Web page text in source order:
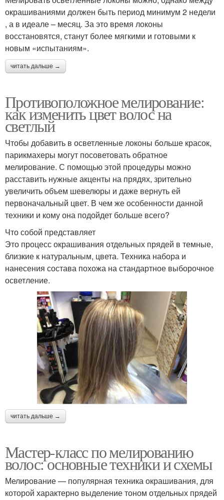
окрашиваниями должен быть период минимум 2 недели
, а в идеале – месяц. За это время локоны
восстановятся, станут более мягкими и готовыми к
новым «испытаниям».
читать дальше →
Противоположное мелирование:
как изменить цвет волос на
светлый
Чтобы добавить в осветленные локоны больше красок,
парикмахеры могут посоветовать обратное
мелирование. С помощью этой процедуры можно
расставить нужные акценты на прядях, зрительно
увеличить объем шевелюры и даже вернуть ей
первоначальный цвет. В чем же особенности данной
техники и кому она подойдет больше всего?
Что собой представляет
Это процесс окрашивания отдельных прядей в темные,
близкие к натуральным, цвета. Техника набора и
нанесения состава похожа на стандартное выборочное
осветление.
читать дальше →
Мастер-класс по мелированию
волос: основные техники и схемы
Мелирование — популярная техника окрашивания, для
которой характерно выделение тоном отдельных прядей